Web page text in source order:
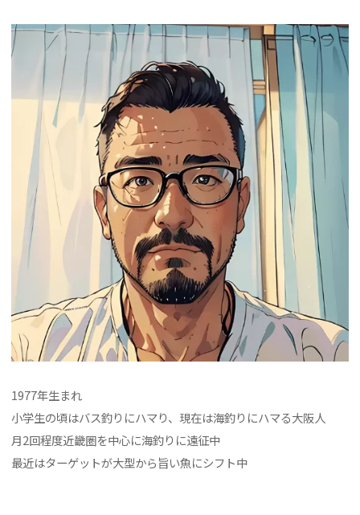
1977年生まれ
小学生の頃はバス釣りにハマり、現在は海釣りにハマる大阪人
月2回程度近畿圏を中心に海釣りに遠征中
最近はターゲットが大型から旨い魚にシフト中